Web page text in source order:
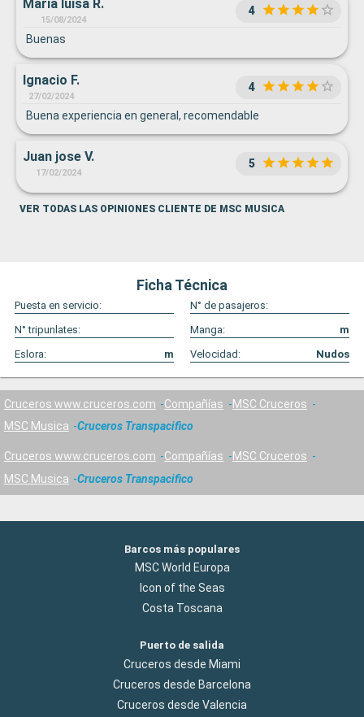
Maria luisa R.
15/08/2024
4
Buenas
Ignacio F.
27/02/2024
4
Buena experiencia en general, recomendable
Juan jose V.
17/02/2024
5
VER TODAS LAS OPINIONES CLIENTE DE MSC MUSICA
Ficha Técnica
Puesta en servicio:
N° de pasajeros:
N° tripunlates:
Manga:
m
Eslora:
m Velocidad: Nudos
Cruceros www.cruceros.com Compañías
MSC Cruceros
MSC Musica
Cruceros Transpacifico
Cruceros www.cruceros.com Compañías
MSC Cruceros
MSC Musica
Cruceros Transpacifico
Barcos más populares
MSC World Europa
Icon of the Seas
Costa Toscana
Puerto de salida
Cruceros desde Miami
Cruceros desde Barcelona
Cruceros desde Valencia